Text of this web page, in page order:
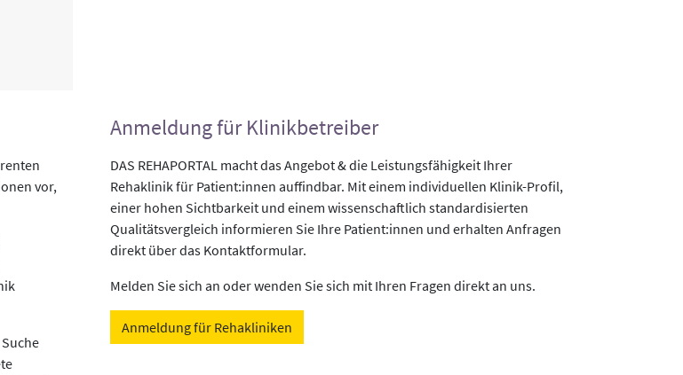
vor,
Anmeldung für Klinikbetreiber
DAS REHAPORTAL macht das Angebot & die Leistungsfähigkeit Ihrer
Rehaklinik für Patient:innen auffindbar. Mit einem individuellen Klinik-Profil,
einer hohen Sichtbarkeit und einem wissenschaftlich standardisierten
Qualitätsvergleich informieren Sie Ihre Patient:innen und erhalten Anfragen
direkt über das Kontaktformular.
Melden Sie sich an oder wenden Sie sich mit Ihren Fragen direkt an uns.
Anmeldung für Rehakliniken